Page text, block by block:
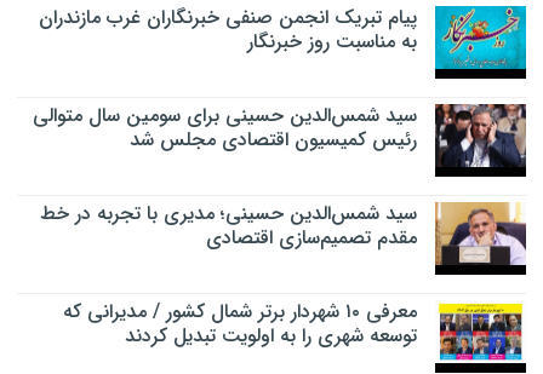
پیام تبریک انجمن صنفی خبرنگاران غرب مازندران
به مناسبت روز خبرنگار
سید شمس‌الدین حسینی برای سومین سال متوالی
رئیس کمیسیون اقتصادی مجلس شد
سید شمس‌الدین حسینی؛ مدیری با تجربه در خط
مقدم تصمیم‌سازی اقتصادی
معرفی ۱۰ شهردار برتر شمال کشور / مدیرانی که
توسعه شهری را به اولویت تبدیل کردند